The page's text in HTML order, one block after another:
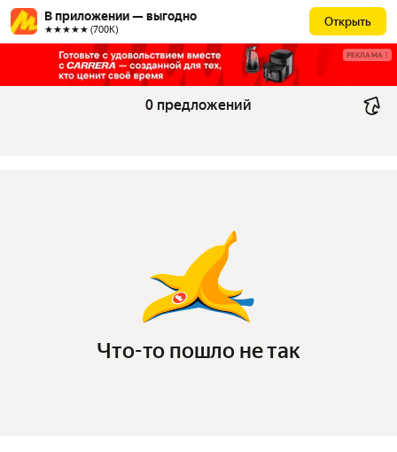
В приложении — выгодно
★★★★★ (700К)
Открыть
РЕКЛАМА
0 предложений
Что-то пошло не так